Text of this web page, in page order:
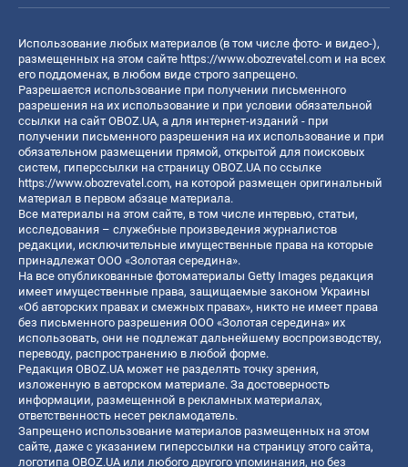
Использование любых материалов (в том числе фото- и видео-),
размещенных на этом сайте https://www.obozrevatel.com и на всех
его поддоменах, в любом виде строго запрещено.
Разрешается использование при получении письменного
разрешения на их использование и при условии обязательной
ссылки на сайт OBOZ.UA, а для интернет-изданий - при
получении письменного разрешения на их использование и при
обязательном размещении прямой, открытой для поисковых
систем, гиперссылки на страницу OBOZ.UA по ссылке
https://www.obozrevatel.com, на которой размещен оригинальный
материал в первом абзаце материала.
Все материалы на этом сайте, в том числе интервью, статьи,
исследования – служебные произведения журналистов
редакции, исключительные имущественные права на которые
принадлежат ООО «Золотая середина».
На все опубликованные фотоматериалы Getty Images редакция
имеет имущественные права, защищаемые законом Украины
«Об авторских правах и смежных правах», никто не имеет права
без письменного разрешения ООО «Золотая середина» их
использовать, они не подлежат дальнейшему воспроизводству,
переводу, распространению в любой форме.
Редакция OBOZ.UA может не разделять точку зрения,
изложенную в авторском материале. За достоверность
информации, размещенной в рекламных материалах,
ответственность несет рекламодатель.
Запрещено использование материалов размещенных на этом
сайте, даже с указанием гиперссылки на страницу этого сайта,
логотипа OBOZ.UA или любого другого упоминания, но без